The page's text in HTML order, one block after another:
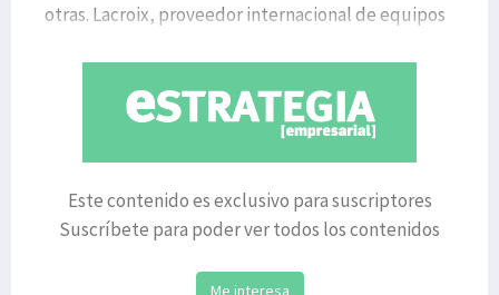
otras. Lacroix, proveedor internacional de equipos
Este contenido es exclusivo para suscriptores
Suscríbete para poder ver todos los contenidos
Me interesa